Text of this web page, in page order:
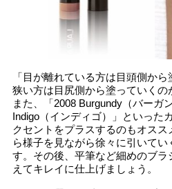
「目が離れている方は目頭側か
狭い方は目尻側から塗っていくの
また、「2008 Burgundy（バーガ
Indigo（インディゴ）」といった
クセントをプラスするのもオス
ら様子を見ながら徐々に引いて
す。その後、平筆など細めのブ
えてキレイに仕上げましょう。